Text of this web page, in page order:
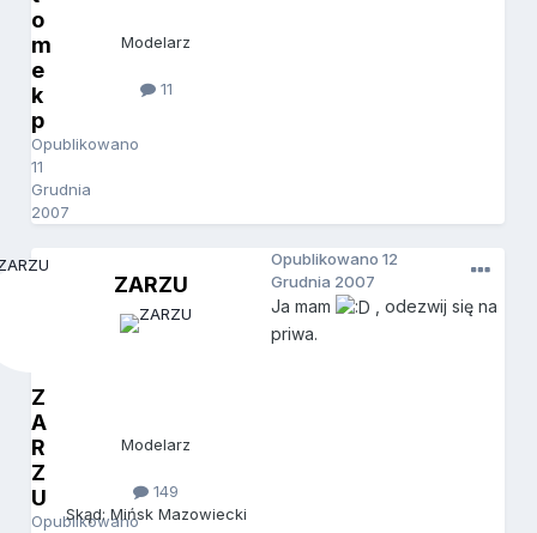
o
m
e
k
p
Opublikowano
11
Grudnia
2007
Modelarz
11
Z
A
R
Z
U
Opublikowano
ZARZU
Modelarz
149
Skąd: Mińsk Mazowiecki
Opublikowano12
Grudnia 2007
Ja mam
, odezwij się na
priwa.